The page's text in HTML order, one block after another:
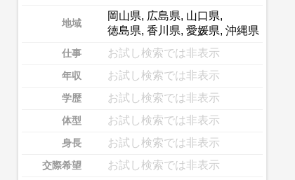
地域
岡山県, 広島県, 山口県,
徳島県, 香川県, 愛媛県, 沖縄県
仕事 お試し検索では非表示
年収 お試し検索では非表示
学歴 お試し検索では非表示
体型 お試し検索では非表示
身長 お試し検索では非表示
交際希望 お試し検索では非表示